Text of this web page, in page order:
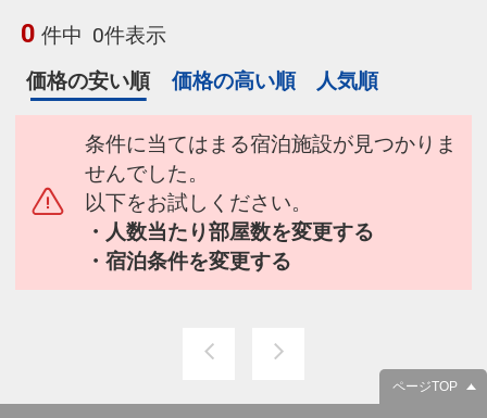
0 件中 0件表示
価格の安い順
価格の高い順 人気順
条件に当てはまる宿泊施設が見つかりま
せんでした。
以下をお試しください。
・人数当たり部屋数を変更する
・宿泊条件を変更する
ページTOP